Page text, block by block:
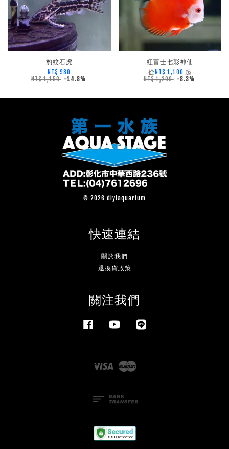
豹紋石虎
NT$ 980
NT$ 1,150 -14.8%
紅富士七彩神仙
從 NT$ 1,100 起
NT$ 1,200 -8.3%
© 2026 diyiaquarium
快速連結
關於我們
退換貨政策
關注我們
Facebook YouTube
Visa